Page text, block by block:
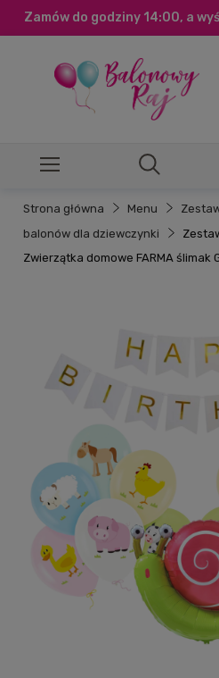
Zamów do godziny 14:00, a
Strona główna Menu
balonów dla dziewczynki
Zwierzątka domowe FARMA ślimak